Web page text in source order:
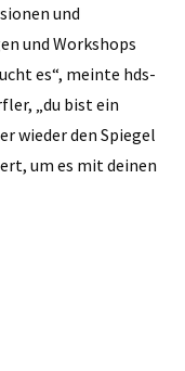
und
und Workshops
es“, meinte hds-
„du bist ein
wieder den Spiegel
um es mit deinen